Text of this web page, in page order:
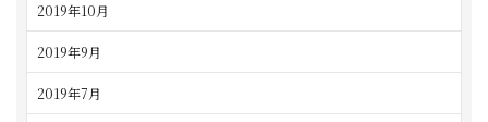
2019年10月
2019年9月
2019年7月